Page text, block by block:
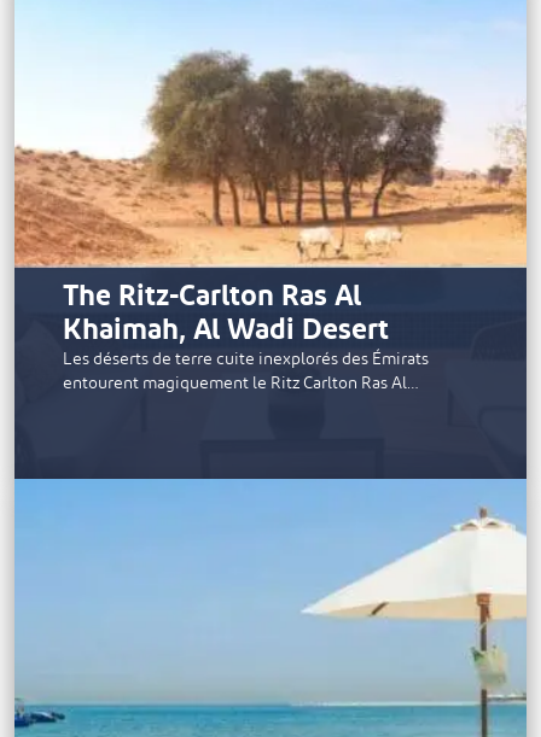
The Ritz-Carlton Ras Al
Khaimah, Al Wadi Desert
Les déserts de terre cuite inexplorés des Émirats
entourent magiquement le Ritz Carlton Ras Al…